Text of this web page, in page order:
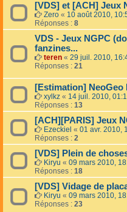
[VDS] et [ACH] Jeux
Zero « 10 août 2010,
Réponses : 8
VDS - Jeux NGPC
fanzines...
teren « 29 juil. 2010,
Réponses : 21
[Estimation] NeoGeo
xylkz « 14 juil. 2010,
Réponses : 13
[ACH][PARIS] Jeux
Ezeckiel « 01 avr. 2010,
Réponses : 2
[VDS] Plein de
Kiryu « 09 mars 2010,
Réponses : 18
[VDS] Vidage de
Kiryu « 09 mars 2010,
Réponses : 23